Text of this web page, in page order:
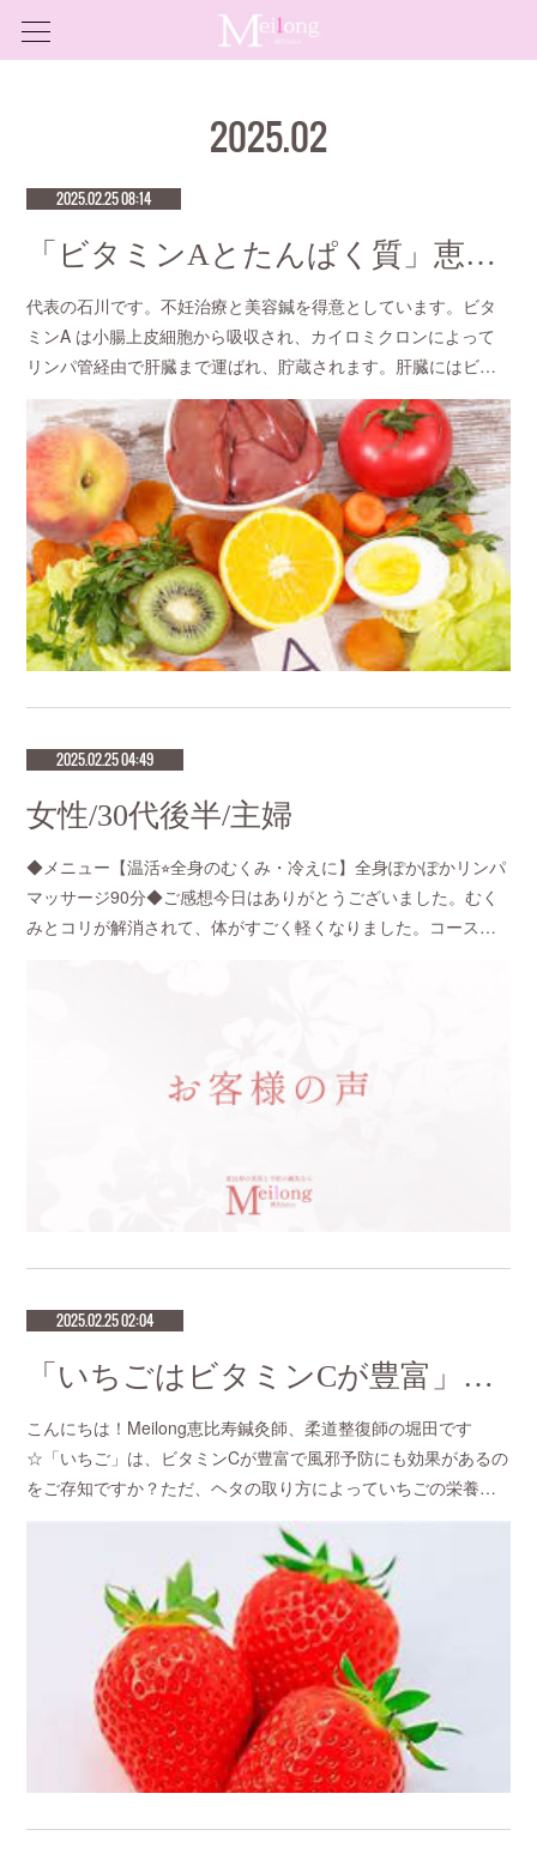
2025.02
2025.02.25 08:14
「ビタミンAとたんぱく質」恵比寿で口コミNo 1美容鍼灸ならmeilong
代表の石川です。不妊治療と美容鍼を得意としています。ビタ
ミンA は小腸上皮細胞から吸収され、カイロミクロンによって
リンパ管経由で肝臓まで運ばれ、貯蔵されます。肝臓にはビ…
2025.02.25 04:49
女性/30代後半/主婦
◆メニュー【温活⭐︎全身のむくみ・冷えに】全身ぽかぽかリンパ
マッサージ90分◆ご感想今日はありがとうございました。むく
みとコリが解消されて、体がすごく軽くなりました。コース…
2025.02.25 02:04
「いちごはビタミンCが豊富」恵比寿で口コミNo 1美容鍼灸ならmeilong
こんにちは！Meilong恵比寿鍼灸師、柔道整復師の堀田です
☆「いちご」は、ビタミンCが豊富で風邪予防にも効果があるの
をご存知ですか？ただ、ヘタの取り方によっていちごの栄養…